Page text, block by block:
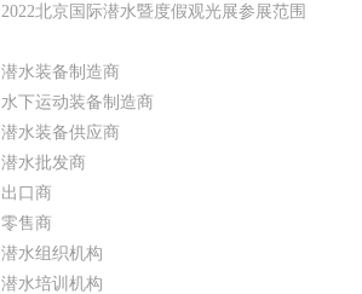
2022北京国际潜水暨度假观光展参展范围
潜水装备制造商
水下运动装备制造商
潜水装备供应商
潜水批发商
出口商
零售商
潜水组织机构
潜水培训机构